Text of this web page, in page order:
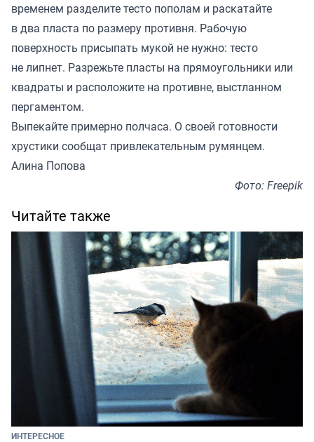
временем разделите тесто пополам и раскатайте
в два пласта по размеру противня. Рабочую
поверхность присыпать мукой не нужно: тесто
не липнет. Разрежьте пласты на прямоугольники или
квадраты и расположите на противне, выстланном
пергаментом.
Выпекайте примерно полчаса. О своей готовности
хрустики сообщат привлекательным румянцем.
Алина Попова
Фото: Freepik
Читайте также
ИНТЕРЕСНОЕ